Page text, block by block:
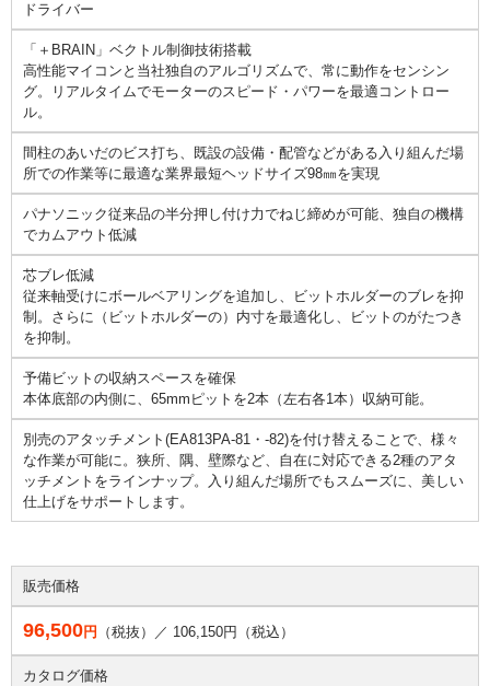
ドライバー
「＋BRAIN」ベクトル制御技術搭載
高性能マイコンと当社独自のアルゴリズムで、常に動作をセンシン
グ。リアルタイムでモーターのスピード・パワーを最適コントロー
ル。
間柱のあいだのビス打ち、既設の設備・配管などがある入り組んだ場
所での作業等に最適な業界最短ヘッドサイズ98㎜を実現
パナソニック従来品の半分押し付け力でねじ締めが可能、独自の機構
でカムアウト低減
芯ブレ低減
従来軸受けにボールベアリングを追加し、ビットホルダーのブレを抑
制。さらに（ビットホルダーの）内寸を最適化し、ビットのがたつき
を抑制。
予備ビットの収納スペースを確保
本体底部の内側に、65mmピットを2本（左右各1本）収納可能。
別売のアタッチメント(EA813PA-81・-82)を付け替えることで、様々
な作業が可能に。狭所、隅、壁際など、自在に対応できる2種のアタ
ッチメントをラインナップ。入り組んだ場所でもスムーズに、美しい
仕上げをサポートします。
販売価格
96,500円 （税抜）／ 106,150円（税込）
カタログ価格